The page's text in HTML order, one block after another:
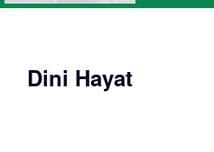
Dini Hayat